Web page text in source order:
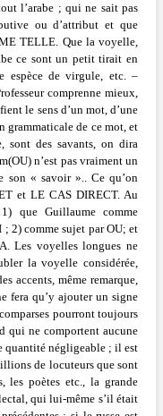
l’arabe ; qui ne sait pas
ou d’attribut et que
TELLE. Que la voyelle,
ce sont un petit tirait en
espèce de virgule, etc. –
comprenne mieux,
le sens d’un mot, d’une
grammaticale de ce mot, et
sont des savants, on dira
n’est pas vraiment un
son « savoir ».. Ce qu’on
et LE CAS DIRECT. Au
que Guillaume comme
2) comme sujet par OU; et
Les voyelles longues ne
la voyelle considérée,
accents, même remarque,
fera qu’y ajouter un signe
pourront toujours
qui ne comportent aucune
quantité négligeable ; il est
de locuteurs que sont
les poètes etc., la grande
qui lui-même s’il était